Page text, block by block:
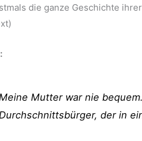
die ganze Geschichte
Meine Mutter war nie
Durchschnittsbürger, der in